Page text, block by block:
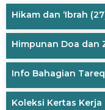
Hikam dan ‘Ibrah
Himpunan Doa dan
Info Bahagian
Koleksi Kertas Kerja